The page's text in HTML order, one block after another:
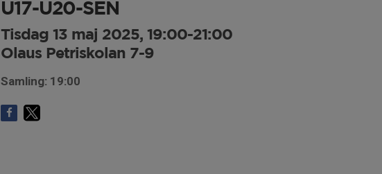
U17-U20-SEN
Tisdag 13 maj 2025, 19:00-21:00
Olaus Petriskolan 7-9
Samling: 19:00